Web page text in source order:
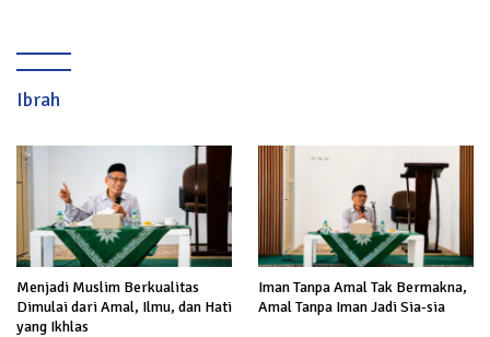
Ibrah
Menjadi Muslim Berkualitas
Dimulai dari Amal, Ilmu, dan Hati
yang Ikhlas
Iman Tanpa Amal Tak Bermakna,
Amal Tanpa Iman Jadi Sia-sia